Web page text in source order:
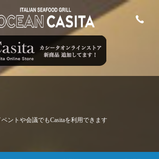
ントや会議でもCasitaを利用できます